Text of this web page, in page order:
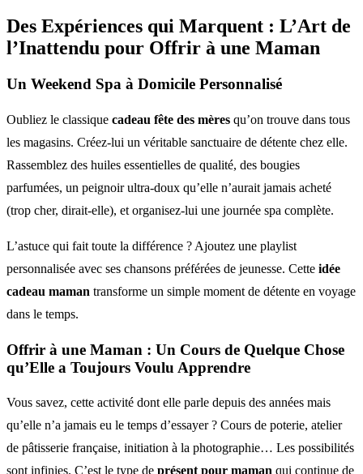
Des Expériences qui Marquent : L’Art de
l’Inattendu pour Offrir à une Maman
Un Weekend Spa à Domicile Personnalisé
Oubliez le classique cadeau fête des mères qu’on trouve dans tous
les magasins. Créez-lui un véritable sanctuaire de détente chez elle.
Rassemblez des huiles essentielles de qualité, des bougies
parfumées, un peignoir ultra-doux qu’elle n’aurait jamais acheté
(trop cher, dirait-elle), et organisez-lui une journée spa complète.
L’astuce qui fait toute la différence ? Ajoutez une playlist
personnalisée avec ses chansons préférées de jeunesse. Cette idée
cadeau maman transforme un simple moment de détente en voyage
dans le temps.
Offrir à une Maman : Un Cours de Quelque Chose
qu’Elle a Toujours Voulu Apprendre
Vous savez, cette activité dont elle parle depuis des années mais
qu’elle n’a jamais eu le temps d’essayer ? Cours de poterie, atelier
de pâtisserie française, initiation à la photographie… Les possibilités
sont infinies. C’est le type de présent pour maman qui continue de